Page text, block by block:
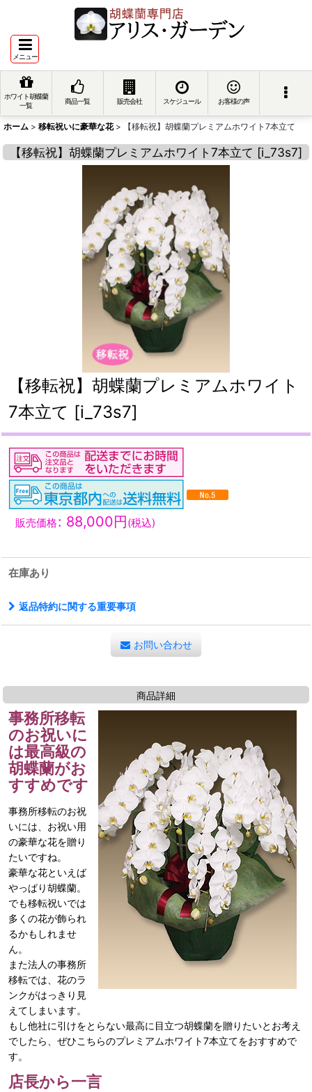
メニュー
ホワイト胡蝶蘭
一覧
商品一覧 販売会社 スケジュール お客様の声
ホーム > 移転祝いに豪華な花 > 【移転祝】胡蝶蘭プレミアムホワイト7本立て
【移転祝】胡蝶蘭プレミアムホワイト7本立て [i_73s7]
【移転祝】胡蝶蘭プレミアムホワイト
7本立て [i_73s7]
販売価格: 88,000円(税込)
在庫あり
返品特約に関する重要事項
お問い合わせ
商品詳細
事務所移転
のお祝いに
は最高級の
胡蝶蘭がお
すすめです
事務所移転のお祝
いには、お祝い用
の豪華な花を贈り
たいですね。
豪華な花といえば
やっぱり胡蝶蘭。
でも移転祝いでは
多くの花が飾られ
るかもしれませ
ん。
また法人の事務所
移転では、花のラ
ンクがはっきり見
えてしまいます。
もし他社に引けをとらない最高に目立つ胡蝶蘭を贈りたいとお考え
でしたら、ぜひこちらのプレミアムホワイト7本立てをおすすめで
す。
店長から一言